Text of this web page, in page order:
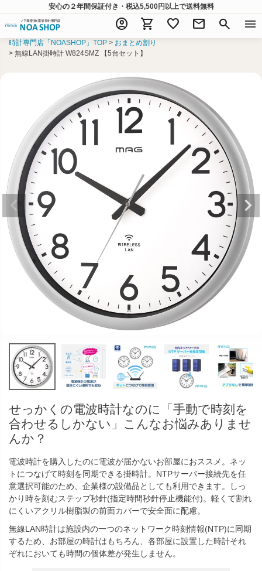
安心の２年間保証付き・税込5,500円以上で送料無料
account_circle shopping_cart favorite mail search menu
時計専門店「NOASHOP」TOP
おまとめ割り
無線LAN掛時計 W824SMZ 【5台セット】
せっかくの電波時計なのに「手動で時刻を
合わせるしかない」こんなお悩みありませ
んか？
電波時計を購入したのに電波が届かないお部屋におススメ。ネッ
トにつなげて時刻を同期できる掛時計。NTPサーバー接続先を任
意選択可能のため、企業様の設備品としても利用できます。しっ
かり時を刻むステップ秒針(指定時間秒針停止機能付)。軽くて割れ
にくいアクリル樹脂製の前面カバーで安全面に配慮。
無線LAN時計は施設内の一つのネットワーク時刻情報(NTP)に同期
するため、お部屋の時計はもちろん、各部屋に設置した時計それ
ぞれにおいても時間の個体差が発生しません。